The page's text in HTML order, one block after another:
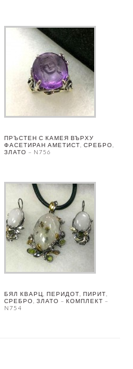
ПРЪСТЕН С КАМЕЯ ВЪРХУ
ФАСЕТИРАН АМЕТИСТ, СРЕБРО,
ЗЛАТО – N756
БЯЛ КВАРЦ, ПЕРИДОТ, ПИРИТ,
СРЕБРО, ЗЛАТО – КОМПЛЕКТ –
N754